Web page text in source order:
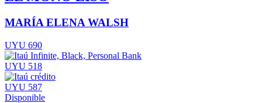
MARÍA ELENA WALSH
UYU 690
UYU 518
UYU 587
Disponible